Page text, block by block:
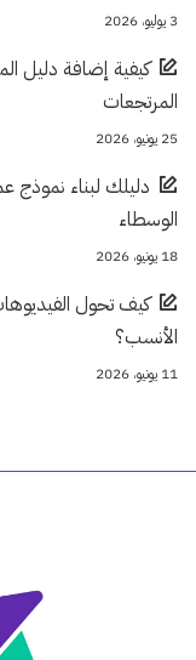
3 يوليو، 2026
كيفية إضافة دليل
المرتجعات
25 يونيو، 2026
دليلك لبناء نموذج
الوسطاء
18 يونيو، 2026
كيف تحول
الأنسب؟
11 يونيو، 2026